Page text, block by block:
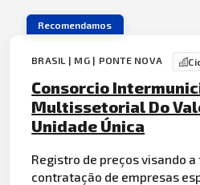
Recomendamos
BRASIL | MG | PONTE NOVA
Consorcio
Multissetorial Do
Unidade Única
Registro de preços visando
contratação de empresas